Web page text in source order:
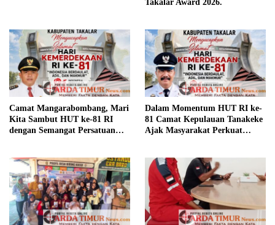
Takalar Award 2026.
Camat Mangarabombang, Mari
Kita Sambut HUT ke-81 RI
dengan Semangat Persatuan
Dalam Momentum HUT RI ke-
81 Camat Kepulauan Tanakeke
Ajak Masyarakat Perkuat